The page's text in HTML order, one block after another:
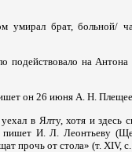
брат, больной/
на Антона
он 26 июня А. Н.
в Ялту, хотя и здесь
И. Л. Леонтьеву
прочь от стола» (т. XIV, с.